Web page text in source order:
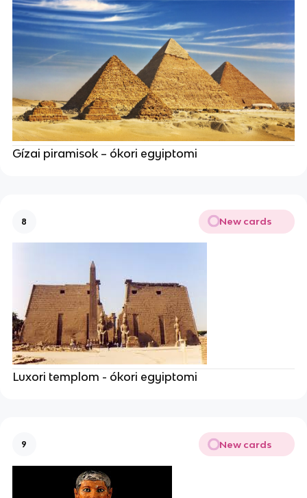
Gízai piramisok – ókori egyiptomi
8 New cards
Luxori templom - ókori egyiptomi
9 New cards